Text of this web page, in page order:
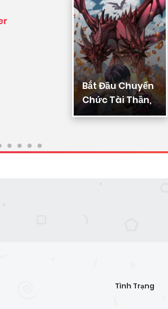
Bắt Đầu Chuyển
Chức Tài Thần,
Ta Chuyển Hóa
Tình Trạng